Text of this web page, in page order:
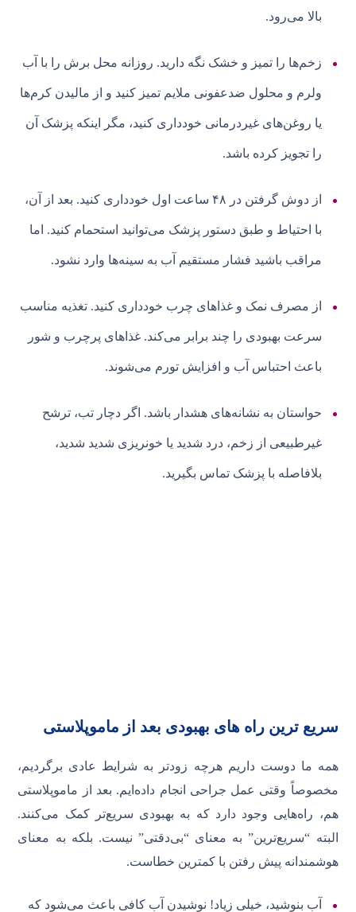
بالا می‌رود.
زخم‌ها را تمیز و خشک نگه دارید. روزانه محل برش را با آب
ولرم و محلول ضدعفونی ملایم تمیز کنید و از مالیدن کرم‌ها
یا روغن‌های غیردرمانی خودداری کنید، مگر اینکه پزشک آن
را تجویز کرده باشد.
از دوش گرفتن در ۴۸ ساعت اول خودداری کنید. بعد از آن،
با احتیاط و طبق دستور پزشک می‌توانید استحمام کنید. اما
مراقب باشید فشار مستقیم آب به سینه‌ها وارد نشود.
از مصرف نمک و غذاهای چرب خودداری کنید. تغذیه مناسب
سرعت بهبودی را چند برابر می‌کند. غذاهای پرچرب و شور
باعث احتباس آب و افزایش تورم می‌شوند.
حواستان به نشانه‌های هشدار باشد. اگر دچار تب، ترشح
غیرطبیعی از زخم، درد شدید یا خونریزی شدید شدید،
بلافاصله با پزشک تماس بگیرید.
سریع ترین راه های بهبودی بعد از ماموپلاستی
همه ما دوست داریم هرچه زودتر به شرایط عادی برگردیم،
مخصوصاً وقتی عمل جراحی انجام داده‌ایم. بعد از ماموپلاستی
هم، راه‌هایی وجود دارد که به بهبودی سریع‌تر کمک می‌کنند.
البته “سریع‌ترین” به معنای “بی‌دقتی” نیست. بلکه به معنای
هوشمندانه پیش رفتن با کمترین خطاست.
آب بنوشید، خیلی زیاد! نوشیدن آب کافی باعث می‌شود که